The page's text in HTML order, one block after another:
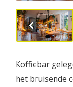
Koffiebar
het bruisende